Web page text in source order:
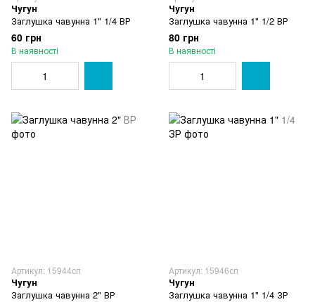
Чугун
Заглушка чавунна 1" 1/4 ВР
60 грн
В наявності
Чугун
Заглушка чавунна 1" 1/2 ВР
80 грн
В наявності
Артикул: 15944сп
Чугун
Заглушка чавунна 2" ВР
Артикул: 15946сп
Чугун
Заглушка чавунна 1" 1/4 ЗР